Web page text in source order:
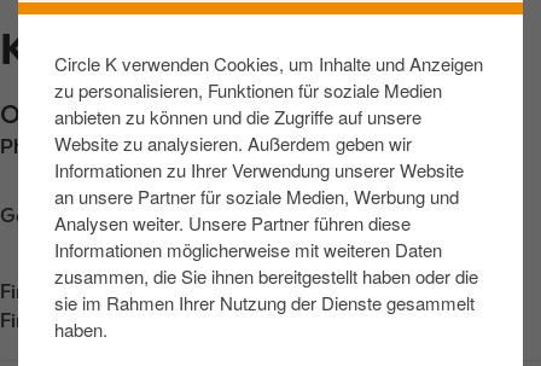
Circle K verwenden Cookies, um Inhalte und Anzeigen
zu personalisieren, Funktionen für soziale Medien
anbieten zu können und die Zugriffe auf unsere
Website zu analysieren. Außerdem geben wir
Informationen zu Ihrer Verwendung unserer Website
an unsere Partner für soziale Medien, Werbung und
Analysen weiter. Unsere Partner führen diese
Informationen möglicherweise mit weiteren Daten
zusammen, die Sie ihnen bereitgestellt haben oder die
sie im Rahmen Ihrer Nutzung der Dienste gesammelt
haben.
u
m
n
h
l
v
KOELN, OLPENER STR
Olpener Strasse 690,Koeln,51109,DE
Phone: +492216908711
Get directions
Find us on
App Store
Find us on